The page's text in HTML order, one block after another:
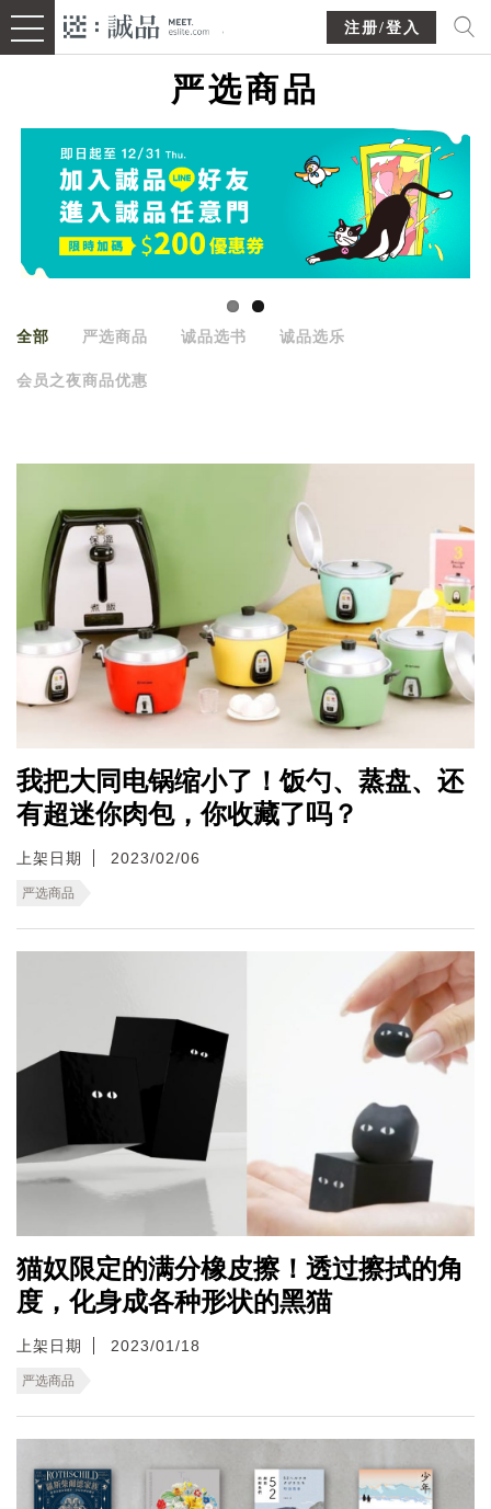
注册/登入
严选商品
全部 严选商品 诚品选书 诚品选乐
会员之夜商品优惠
我把大同电锅缩小了！饭勺、蒸盘、还
有超迷你肉包，你收藏了吗？
上架日期 2023/02/06
严选商品
猫奴限定的满分橡皮擦！透过擦拭的角
度，化身成各种形状的黑猫
上架日期 2023/01/18
严选商品